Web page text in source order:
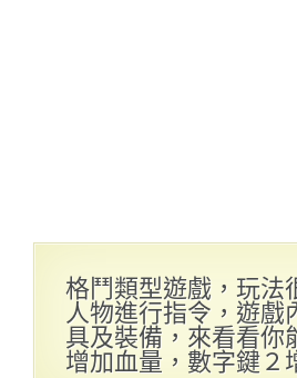
格鬥類型遊戲，玩法
人物進行指令，遊
具及裝備，來看看你
增加血量，數字鍵２